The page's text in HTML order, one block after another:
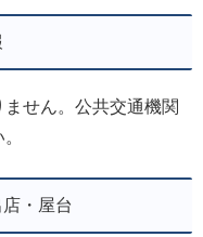
せん。公共交通機関
・屋台